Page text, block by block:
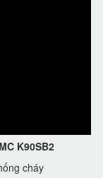
K90SB2
cháy